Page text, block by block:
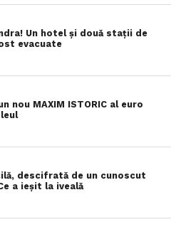
Un hotel şi două staţii de
evacuate
nou MAXIM ISTORIC al euro
descifrată de un cunoscut
a ieşit la iveală